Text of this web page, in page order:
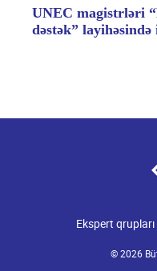
UNEC magistrləri
dəstək”
Ekspert qrupları
© 2026